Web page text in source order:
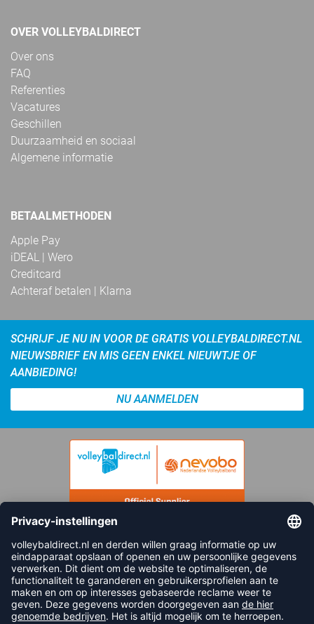
OVER VOLLEYBALDIRECT
Over ons
FAQ
Referenties
Vacatures
Geschillen
Duurzaamheid en sociaal
Algemene informatie
BETAALMETHODEN
Apple Pay
iDEAL | Wero
Creditcard
Achteraf betalen | Klarna
SCHRIJF JE NU IN VOOR DE GRATIS VOLLEYBALDIRECT.NL
NIEUWSBRIEF EN MIS GEEN ENKEL NIEUWTJE OF
AANBIEDING!
NU AANMELDEN